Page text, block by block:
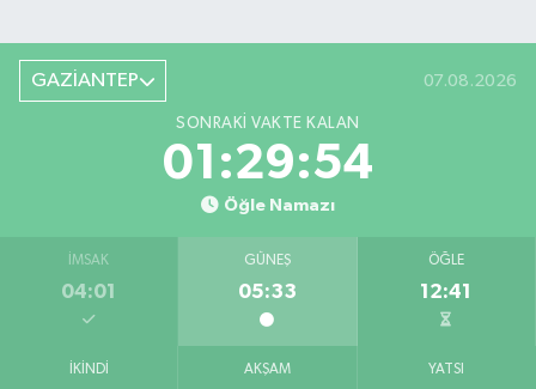
GAZİANTEP 07.08.2026
SONRAKI VAKTE KALAN
01:29:53
Öğle Namazı
İMSAK
04:01
GÜNEŞ
05:33
ÖĞLE
12:41
İKINDI AKŞAM YATSI